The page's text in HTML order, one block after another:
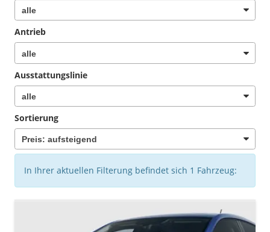
Antrieb
Ausstattungslinie
Sortierung
In Ihrer aktuellen Filterung befindet sich 1 Fahrzeug: